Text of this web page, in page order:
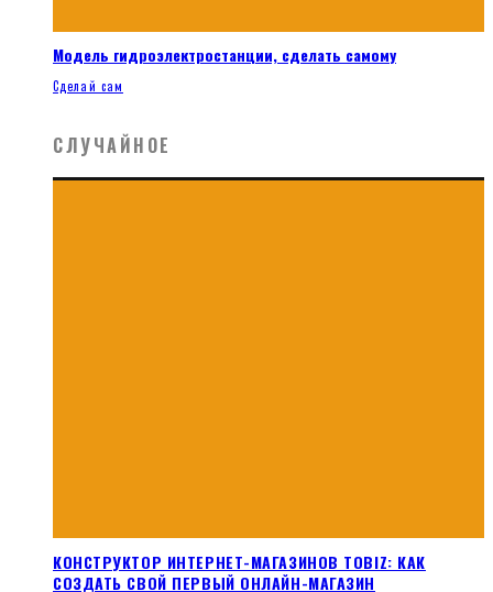
Модель гидроэлектростанции, сделать самому
Сделай сам
СЛУЧАЙНОЕ
КОНСТРУКТОР ИНТЕРНЕТ-МАГАЗИНОВ TOBIZ: КАК
СОЗДАТЬ СВОЙ ПЕРВЫЙ ОНЛАЙН-МАГАЗИН